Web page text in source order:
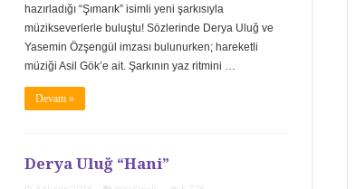
hazırladığı “Şımarık” isimli yeni şarkısıyla
müzikseverlerle buluştu! Sözlerinde Derya Uluğ ve
Yasemin Özşengül imzası bulunurken; hareketli
müziği Asil Gök’e ait. Şarkının yaz ritmini …
Devam »
Derya Uluğ “Hani”